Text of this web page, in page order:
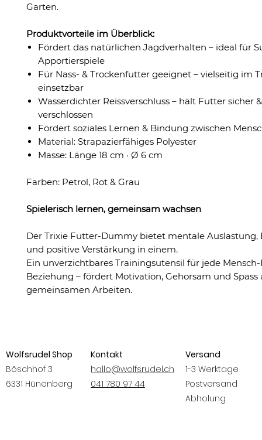
Garten.
Produktvorteile im Überblick:
Fördert das natürlichen Jagdverhalten – ideal für
Apportierspiele
Für Nass- & Trockenfutter geeignet – vielseitig im
einsetzbar
Wasserdichter Reissverschluss – hält Futter sicher
verschlossen
Fördert soziales Lernen & Bindung zwischen
Material: Strapazierfähiges Polyester
Masse: Länge 18 cm · Ø 6 cm
Farben: Petrol, Rot & Grau
Spielerisch lernen, gemeinsam wachsen
Der Trixie Futter-Dummy bietet mentale Auslastung,
und positive Verstärkung in einem.
Ein unverzichtbares Trainingsutensil für jede
Beziehung – fördert Motivation, Gehorsam und Spass
gemeinsamen Arbeiten.
Wolfsrudel Shop
Böschhof 3
6331 Hünenberg
Kontakt
hallo@wolfsrudel.ch
041 780 97 44
Versand
1-3 Werktage
Postversand
Abholung